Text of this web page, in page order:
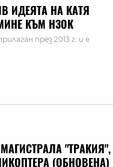
ИДЕЯТА НА КАТЯ
КЪМ НЗОК
през 2013 г. и е
"ТРАКИЯ",
(ОБНОВЕНА)